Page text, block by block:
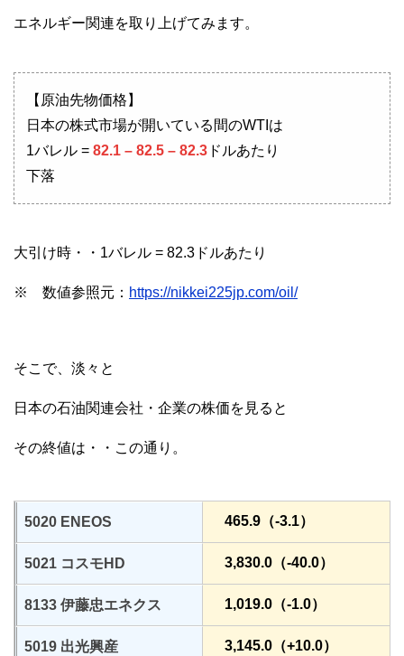
エネルギー関連を取り上げてみます。
【原油先物価格】
日本の株式市場が開いている間のWTIは
1バレル = 82.1 – 82.5 – 82.3ドルあたり
下落
大引け時・・1バレル = 82.3ドルあたり
※ 数値参照元： https://nikkei225jp.com/oil/
そこで、淡々と
日本の石油関連会社・企業の株価を見ると
その終値は・・この通り。
5020 ENEOS 465.9（-3.1）
5021 コスモHD 3,830.0（-40.0）
8133 伊藤忠エネクス 1,019.0（-1.0）
5019 出光興産 3,145.0（+10.0）